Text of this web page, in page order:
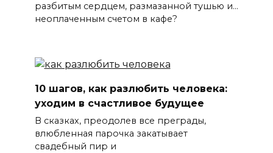
разбитым сердцем, размазанной тушью и…
неоплаченным счетом в кафе?
10 шагов, как разлюбить человека:
уходим в счастливое будущее
В сказках, преодолев все преграды,
влюбленная парочка закатывает
свадебный пир и